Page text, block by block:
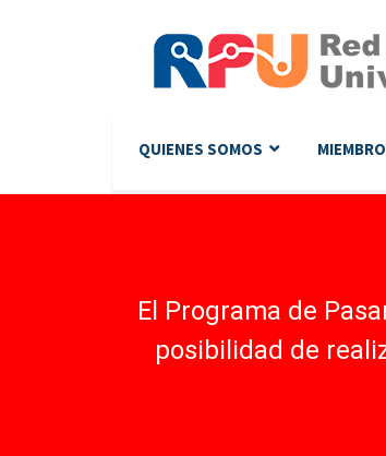
QUIENES SOMOS
El Programa de
posibilidad de